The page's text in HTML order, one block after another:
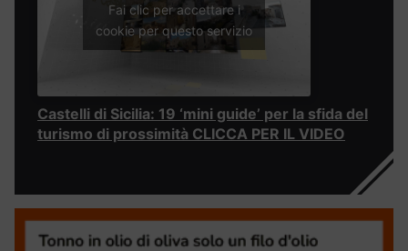
Fai clic per accettare i
cookie per questo servizio
Castelli di Sicilia: 19 ‘mini guide’ per la sfida del
turismo di prossimità CLICCA PER IL VIDEO